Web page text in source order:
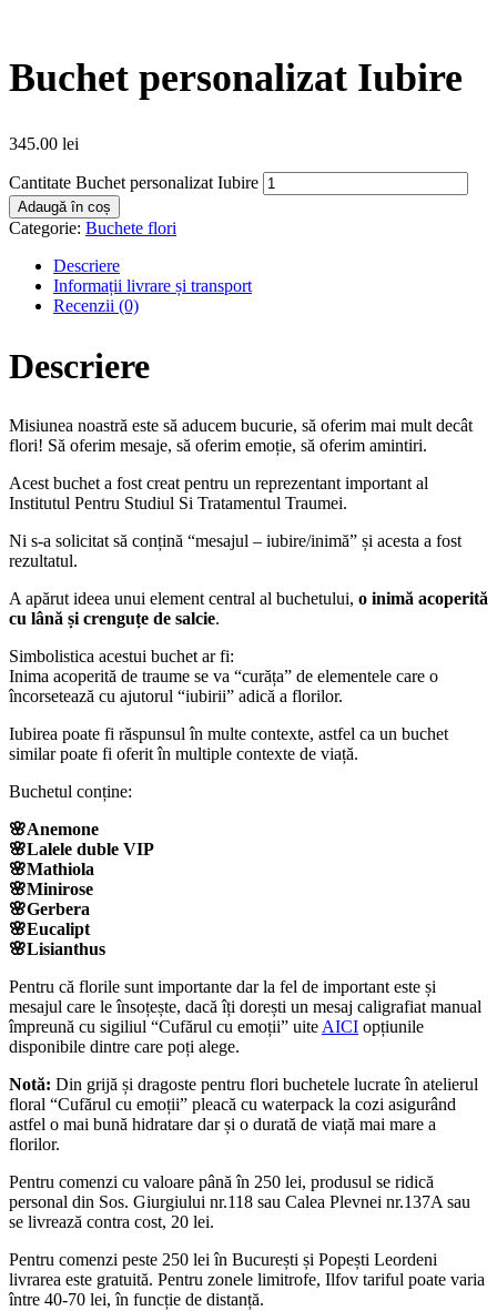
Buchet personalizat Iubire
345.00 lei
Cantitate Buchet personalizat Iubire
Adaugă în coș
Categorie: Buchete flori
Descriere
Informații livrare și transport
Recenzii (0)
Descriere
Misiunea noastră este să aducem bucurie, să oferim mai mult decât
flori! Să oferim mesaje, să oferim emoție, să oferim amintiri.
Acest buchet a fost creat pentru un reprezentant important al
Institutul Pentru Studiul Si Tratamentul Traumei.
Ni s-a solicitat să conțină “mesajul – iubire/inimă” și acesta a fost
rezultatul.
A apărut ideea unui element central al buchetului, o inimă acoperită
cu lână și crenguțe de salcie.
Simbolistica acestui buchet ar fi:
Inima acoperită de traume se va “curăța” de elementele care o
încorsetează cu ajutorul “iubirii” adică a florilor.
Iubirea poate fi răspunsul în multe contexte, astfel ca un buchet
similar poate fi oferit în multiple contexte de viață.
Buchetul conține:
🌸Anemone
🌸Lalele duble VIP
🌸Mathiola
🌸Minirose
🌸Gerbera
🌸Eucalipt
🌸Lisianthus
Pentru că florile sunt importante dar la fel de important este și
mesajul care le însoțește, dacă îți dorești un mesaj caligrafiat manual
împreună cu sigiliul “Cufărul cu emoții” uite AICI opțiunile
disponibile dintre care poți alege.
Notă: Din grijă și dragoste pentru flori buchetele lucrate în atelierul
floral “Cufărul cu emoții” pleacă cu waterpack la cozi asigurând
astfel o mai bună hidratare dar și o durată de viață mai mare a
florilor.
Pentru comenzi cu valoare până în 250 lei, produsul se ridică
personal din Sos. Giurgiului nr.118 sau Calea Plevnei nr.137A sau
se livrează contra cost, 20 lei.
Pentru comenzi peste 250 lei în București și Popești Leordeni
livrarea este gratuită. Pentru zonele limitrofe, Ilfov tariful poate varia
între 40-70 lei, în funcție de distanță.